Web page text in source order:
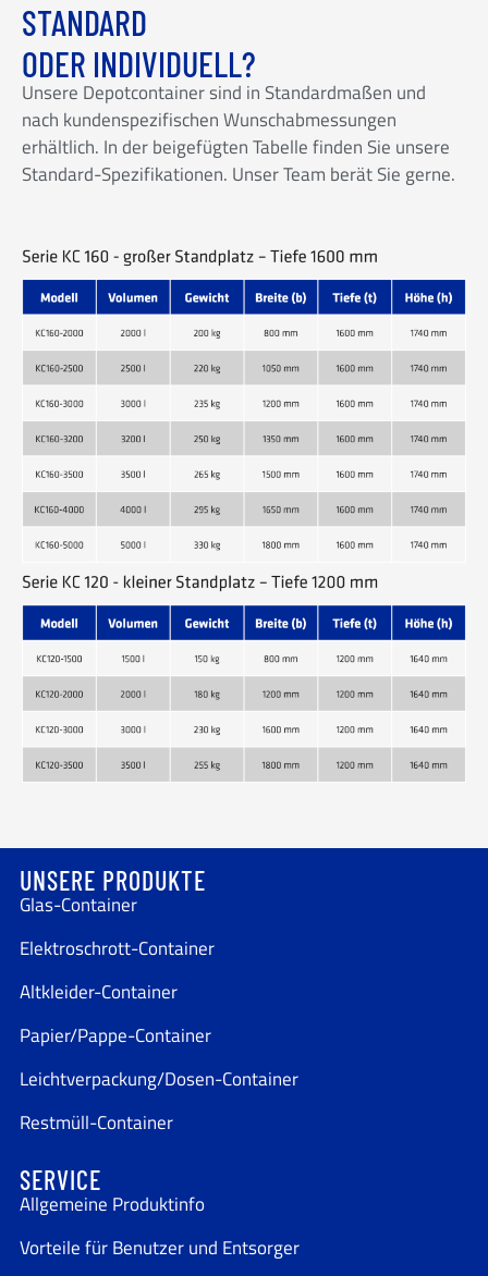
STANDARD
ODER INDIVIDUELL?
Unsere Depotcontainer sind in Standardmaßen und
nach kundenspezifischen Wunschabmessungen
erhältlich. In der beigefügten Tabelle finden Sie unsere
Standard-Spezifikationen. Unser Team berät Sie gerne.
UNSERE PRODUKTE
Glas-Container
Elektroschrott-Container
Altkleider-Container
Papier/Pappe-Container
Leichtverpackung/Dosen-Container
Restmüll-Container
SERVICE
Allgemeine Produktinfo
Vorteile für Benutzer und Entsorger